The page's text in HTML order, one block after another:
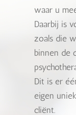
waar u
Daarbij is
zoals die
binnen de
Dit is er
eigen
cliënt.